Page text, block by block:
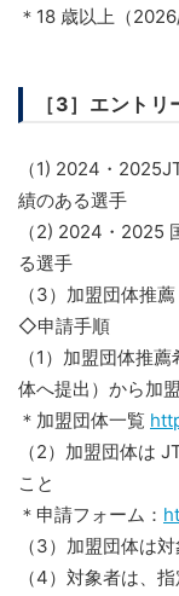
＊18 歳以上（
［3］エントリ
（1) 2024・
績のある選手
（2) 2024・2025
る選手
（3）加盟団体推薦
◇申請手順
（1）加盟団体推
体へ提出）から加
＊加盟団体一覧
（2）加盟団体は
こと
＊申請フォーム：
（3）加盟団体は
（4）対象者は、